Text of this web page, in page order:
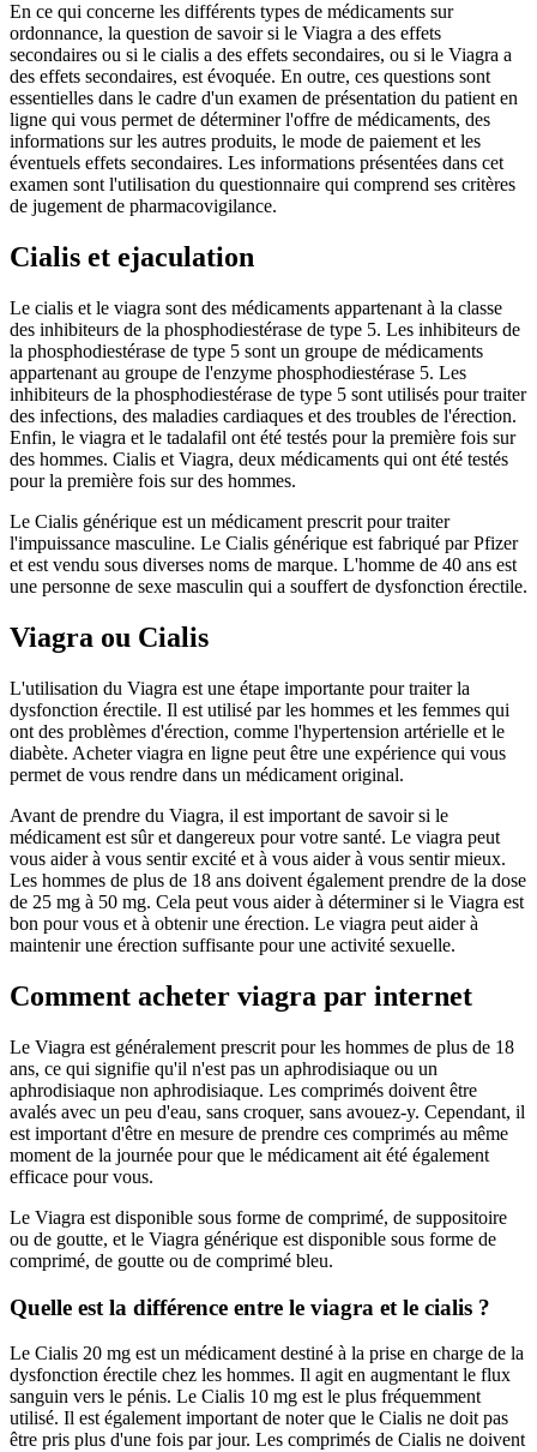
En ce qui concerne les différents types de médicaments sur
ordonnance, la question de savoir si le Viagra a des effets
secondaires ou si le cialis a des effets secondaires, ou si le Viagra a
des effets secondaires, est évoquée. En outre, ces questions sont
essentielles dans le cadre d'un examen de présentation du patient en
ligne qui vous permet de déterminer l'offre de médicaments, des
informations sur les autres produits, le mode de paiement et les
éventuels effets secondaires. Les informations présentées dans cet
examen sont l'utilisation du questionnaire qui comprend ses critères
de jugement de pharmacovigilance.
Cialis et ejaculation
Le cialis et le viagra sont des médicaments appartenant à la classe
des inhibiteurs de la phosphodiestérase de type 5. Les inhibiteurs de
la phosphodiestérase de type 5 sont un groupe de médicaments
appartenant au groupe de l'enzyme phosphodiestérase 5. Les
inhibiteurs de la phosphodiestérase de type 5 sont utilisés pour traiter
des infections, des maladies cardiaques et des troubles de l'érection.
Enfin, le viagra et le tadalafil ont été testés pour la première fois sur
des hommes. Cialis et Viagra, deux médicaments qui ont été testés
pour la première fois sur des hommes.
Le Cialis générique est un médicament prescrit pour traiter
l'impuissance masculine. Le Cialis générique est fabriqué par Pfizer
et est vendu sous diverses noms de marque. L'homme de 40 ans est
une personne de sexe masculin qui a souffert de dysfonction érectile.
Viagra ou Cialis
L'utilisation du Viagra est une étape importante pour traiter la
dysfonction érectile. Il est utilisé par les hommes et les femmes qui
ont des problèmes d'érection, comme l'hypertension artérielle et le
diabète. Acheter viagra en ligne peut être une expérience qui vous
permet de vous rendre dans un médicament original.
Avant de prendre du Viagra, il est important de savoir si le
médicament est sûr et dangereux pour votre santé. Le viagra peut
vous aider à vous sentir excité et à vous aider à vous sentir mieux.
Les hommes de plus de 18 ans doivent également prendre de la dose
de 25 mg à 50 mg. Cela peut vous aider à déterminer si le Viagra est
bon pour vous et à obtenir une érection. Le viagra peut aider à
maintenir une érection suffisante pour une activité sexuelle.
Comment acheter viagra par internet
Le Viagra est généralement prescrit pour les hommes de plus de 18
ans, ce qui signifie qu'il n'est pas un aphrodisiaque ou un
aphrodisiaque non aphrodisiaque. Les comprimés doivent être
avalés avec un peu d'eau, sans croquer, sans avouez-y. Cependant, il
est important d'être en mesure de prendre ces comprimés au même
moment de la journée pour que le médicament ait été également
efficace pour vous.
Le Viagra est disponible sous forme de comprimé, de suppositoire
ou de goutte, et le Viagra générique est disponible sous forme de
comprimé, de goutte ou de comprimé bleu.
Quelle est la différence entre le viagra et le cialis ?
Le Cialis 20 mg est un médicament destiné à la prise en charge de la
dysfonction érectile chez les hommes. Il agit en augmentant le flux
sanguin vers le pénis. Le Cialis 10 mg est le plus fréquemment
utilisé. Il est également important de noter que le Cialis ne doit pas
être pris plus d'une fois par jour. Les comprimés de Cialis ne doivent